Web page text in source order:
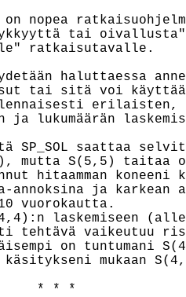
on nopea
tai
ratkaisutavalle.
haluttaessa
tai sitä voi
erilaisten,
lukumäärän
SP_SOL saattaa
mutta S(5,5) taitaa
hitaamman koneeni
annoksina ja karkean
vuorokautta.
laskemiseen
tehtävä vaikeutuu
on tuntumani
käsitykseni mukaan
* * *